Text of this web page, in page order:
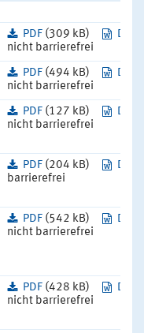
PDF (309 kB)
nicht barrierefrei
PDF (494 kB)
nicht barrierefrei
PDF (127 kB)
nicht barrierefrei
PDF (204 kB)
barrierefrei
PDF (542 kB)
nicht barrierefrei
PDF (428 kB)
nicht barrierefrei